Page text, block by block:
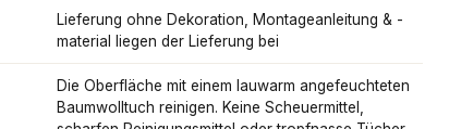
Lieferung ohne Dekoration, Montageanleitung & -
material liegen der Lieferung bei
Die Oberfläche mit einem lauwarm angefeuchteten
Baumwolltuch reinigen. Keine Scheuermittel,